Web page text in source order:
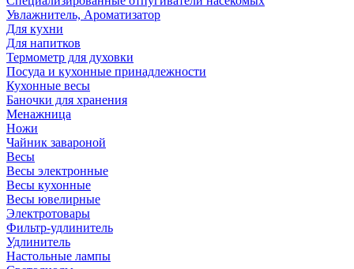
Увлажнитель, Ароматизатор
Для кухни
Для напитков
Термометр для духовки
Посуда и кухонные принадлежности
Кухонные весы
Баночки для хранения
Менажница
Ножи
Чайник завароной
Весы
Весы электронные
Весы кухонные
Весы ювелирные
Электротовары
Фильтр-удлинитель
Удлинитель
Настольные лампы